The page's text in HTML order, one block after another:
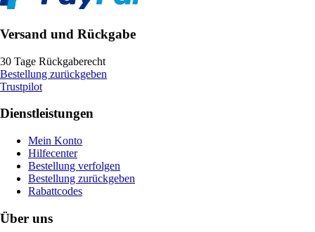
Versand und Rückgabe
30 Tage Rückgaberecht
Bestellung zurückgeben
Trustpilot
Dienstleistungen
Mein Konto
Hilfecenter
Bestellung verfolgen
Bestellung zurückgeben
Rabattcodes
Über uns